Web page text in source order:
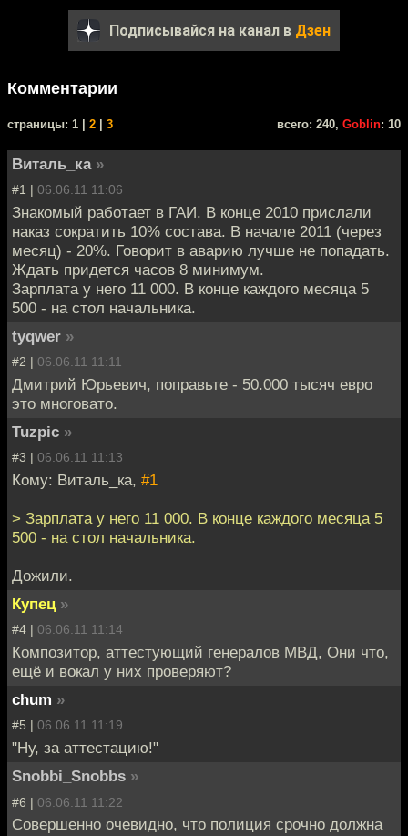
Подписывайся на канал в Дзен
Комментарии
cтраницы: 1 | 2 3 всего: 240, Goblin: 10
Виталь_ка »
#1 | 06.06.11 11:06
Знакомый работает в ГАИ. В конце 2010 прислали
наказ сократить 10% состава. В начале 2011 (через
месяц) - 20%. Говорит в аварию лучше не попадать.
Ждать придется часов 8 минимум.
Зарплата у него 11 000. В конце каждого месяца 5
500 - на стол начальника.
tyqwer »
#2 | 06.06.11 11:11
Дмитрий Юрьевич, поправьте - 50.000 тысяч евро
это многовато.
Tuzpic »
#3 | 06.06.11 11:13
Кому: Виталь_ка, #1
> Зарплата у него 11 000. В конце каждого месяца 5
500 - на стол начальника.
Дожили.
Купец »
#4 | 06.06.11 11:14
Композитор, аттестующий генералов МВД, Они что,
ещё и вокал у них проверяют?
chum »
#5 | 06.06.11 11:19
"Ну, за аттестацию!"
Snobbi_Snobbs »
#6 | 06.06.11 11:22
Совершенно очевидно, что полиция срочно должна